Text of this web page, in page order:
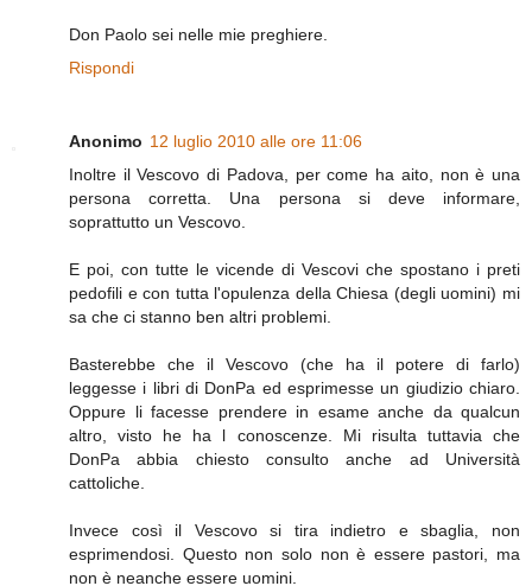
Don Paolo sei nelle mie preghiere.
Rispondi
Anonimo 12 luglio 2010 alle ore 11:06
Inoltre il Vescovo di Padova, per come ha aito, non è una
persona corretta. Una persona si deve informare,
soprattutto un Vescovo.
E poi, con tutte le vicende di Vescovi che spostano i preti
pedofili e con tutta l'opulenza della Chiesa (degli uomini) mi
sa che ci stanno ben altri problemi.
Basterebbe che il Vescovo (che ha il potere di farlo)
leggesse i libri di DonPa ed esprimesse un giudizio chiaro.
Oppure li facesse prendere in esame anche da qualcun
altro, visto he ha l conoscenze. Mi risulta tuttavia che
DonPa abbia chiesto consulto anche ad Università
cattoliche.
Invece così il Vescovo si tira indietro e sbaglia, non
esprimendosi. Questo non solo non è essere pastori, ma
non è neanche essere uomini.